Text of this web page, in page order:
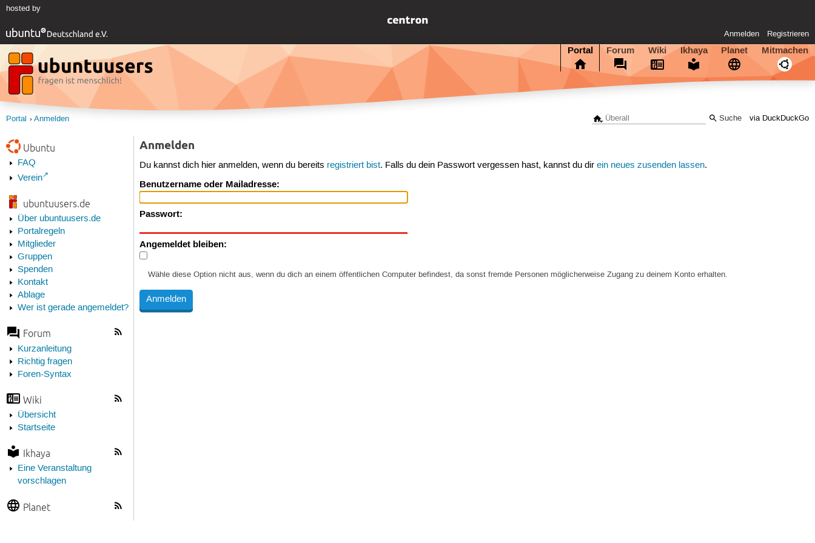
hosted by
Anmelden Registrieren
Portal Forum Wiki Ikhaya Planet Mitmachen
via DuckDuckGo
Portal Anmelden
Ubuntu
FAQ
Verein
ubuntuusers.de
Über ubuntuusers.de
Portalregeln
Mitglieder
Gruppen
Spenden
Kontakt
Ablage
Wer ist gerade angemeldet?
Forum
Kurzanleitung
Richtig fragen
Foren-Syntax
Wiki
Übersicht
Startseite
Ikhaya
Eine Veranstaltung
vorschlagen
Planet
Anmelden
Du kannst dich hier anmelden, wenn du bereits registriert bist. Falls du dein Passwort vergessen hast, kannst du direin neues zusenden lassen.
Benutzername oder Mailadresse:
Passwort:
Angemeldet bleiben:
Wähle diese Option nicht aus, wenn du dich an einem öffentlichen Computer befindest, da sonst fremde Personen möglicherweise Zugang zu deinem Konto erhalten.